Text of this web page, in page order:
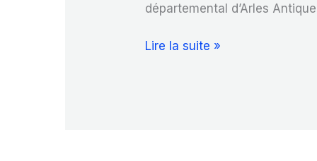
départemental d’Arles
Que
Lire la suite »